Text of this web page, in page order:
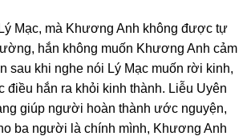
Mạc, mà Khương Anh không được tự
hắn không muốn Khương Anh cảm
sau khi nghe nói Lý Mạc muốn rời kinh,
điều hắn ra khỏi kinh thành. Liễu Uyên
giúp người hoàn thành ước nguyện,
ba người là chính mình, Khương Anh